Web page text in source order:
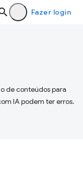
Fazer login
de conteúdos para
IA podem ter erros.